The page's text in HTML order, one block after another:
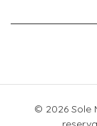
© 2026 Sole